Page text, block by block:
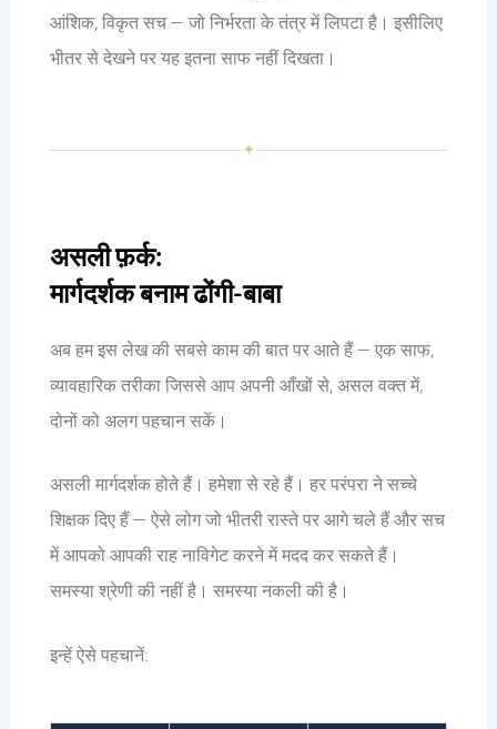
आंशिक, विकृत सच — जो निर्भरता के तंत्र में लिपटा है। इसीलिए
भीतर से देखने पर यह इतना साफ नहीं दिखता।
✦
असली फ़र्क:
मार्गदर्शक बनाम ढोंगी-बाबा
अब हम इस लेख की सबसे काम की बात पर आते हैं — एक साफ,
व्यावहारिक तरीका जिससे आप अपनी आँखों से, असल वक्त में,
दोनों को अलग पहचान सकें।
असली मार्गदर्शक होते हैं। हमेशा से रहे हैं। हर परंपरा ने सच्चे
शिक्षक दिए हैं — ऐसे लोग जो भीतरी रास्ते पर आगे चले हैं और सच
में आपको आपकी राह नाविगेट करने में मदद कर सकते हैं।
समस्या श्रेणी की नहीं है। समस्या नकली की है।
इन्हें ऐसे पहचानें: